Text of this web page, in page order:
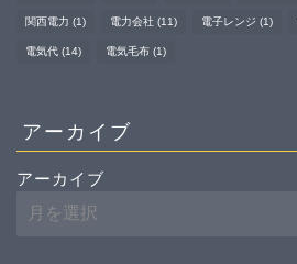
関西電力 (1) 電力会社 (11) 電子レンジ (1)
電気代 (14) 電気毛布 (1)
アーカイブ
アーカイブ